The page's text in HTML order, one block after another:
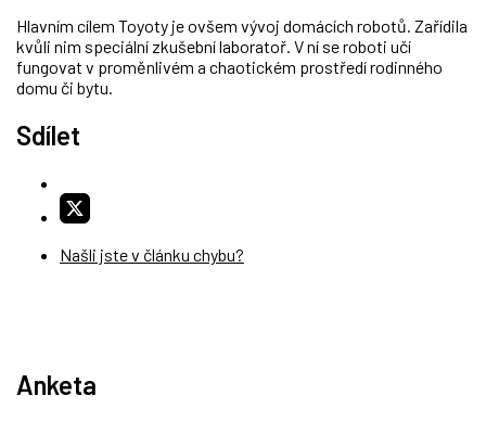
Hlavním cílem Toyoty je ovšem vývoj domácích robotů. Zařídila
kvůli nim speciální zkušební laboratoř. V ní se roboti učí
fungovat v proměnlivém a chaotickém prostředí rodinného
domu či bytu.
Sdílet
Našli jste v článku chybu?
Anketa